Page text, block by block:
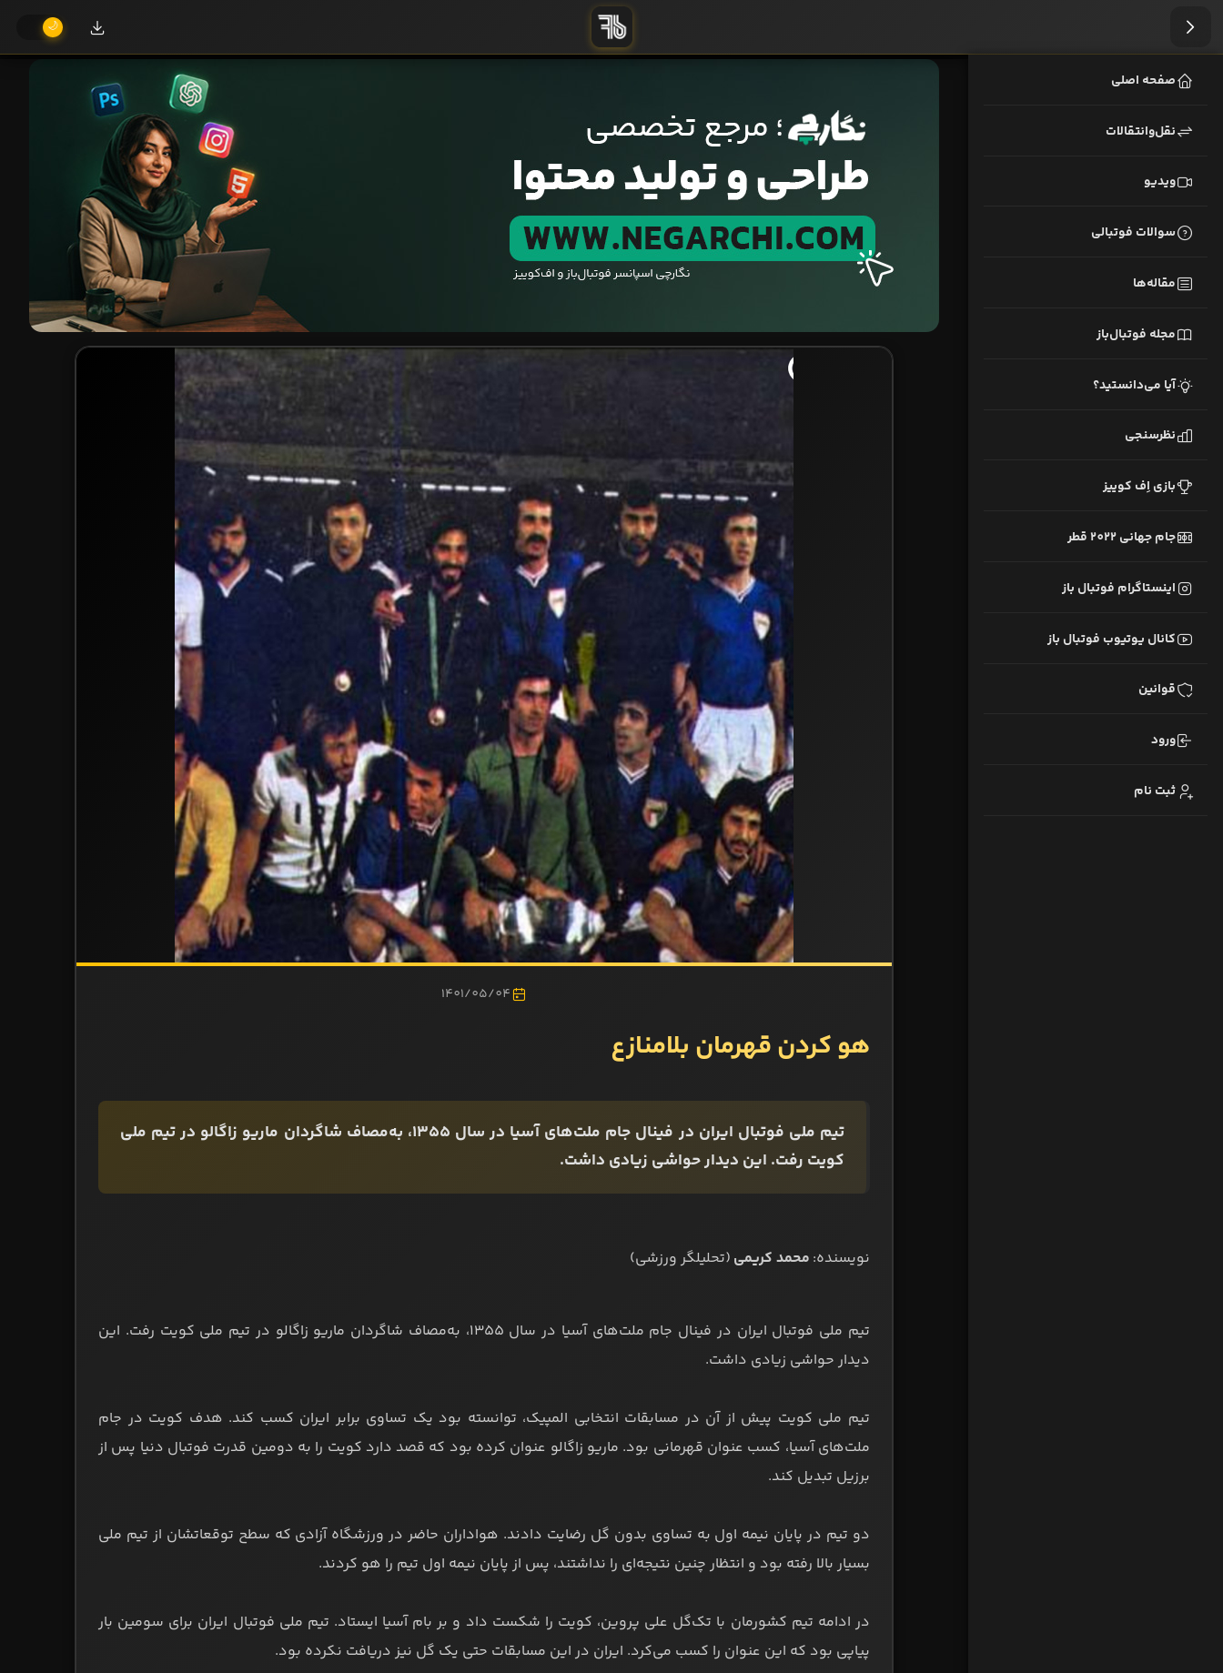
صفحه اصلی
نقل‌وانتقالات
ویدیو
سوالات فوتبالی
مقاله‌ها
مجله فوتبال‌باز
آیا می‌دانستید؟
نظرسنجی
بازی اِف کوییز
جام جهانی 2022 قطر
اینستاگرام فوتبال باز
کانال یوتیوب فوتبال باز
قوانین
ورود
ثبت نام
1401/05/04
هو کردن قهرمان بلامنازع
تیم ملی فوتبال ایران در فینال جام ملت‌های آسیا در سال ۱۳۵۵، به‌مصاف شاگردان ماریو زاگالو در تیم ملی
کویت رفت. این دیدار حواشی زیادی داشت.
نویسنده: محمد کریمی (تحلیلگر ورزشی)
تیم ملی فوتبال ایران در فینال جام ملت‌های آسیا در سال ۱۳۵۵، به‌مصاف شاگردان ماریو زاگالو در تیم ملی کویت رفت. این
دیدار حواشی زیادی داشت.
تیم ملی کویت پیش از آن در مسابقات انتخابی المپیک، توانسته بود یک تساوی برابر ایران کسب کند. هدف کویت در جام
ملت‌های آسیا، کسب عنوان قهرمانی بود. ماریو زاگالو عنوان کرده بود که قصد دارد کویت را به دومین قدرت فوتبال دنیا پس از
برزیل تبدیل کند.
دو تیم در پایان نیمه اول به تساوی بدون گل رضایت دادند. هواداران حاضر در ورزشگاه آزادی که سطح توقعاتشان از تیم ملی
بسیار بالا رفته بود و انتظار چنین نتیجه‌ای را نداشتند، پس از پایان نیمه اول تیم را هو کردند.
در ادامه تیم کشورمان با تک‌گل علی پروین، کویت را شکست داد و بر بام آسیا ایستاد. تیم ملی فوتبال ایران برای سومین بار
پیاپی بود که این عنوان را کسب می‌کرد. ایران در این مسابقات حتی یک گل نیز دریافت نکرده بود.